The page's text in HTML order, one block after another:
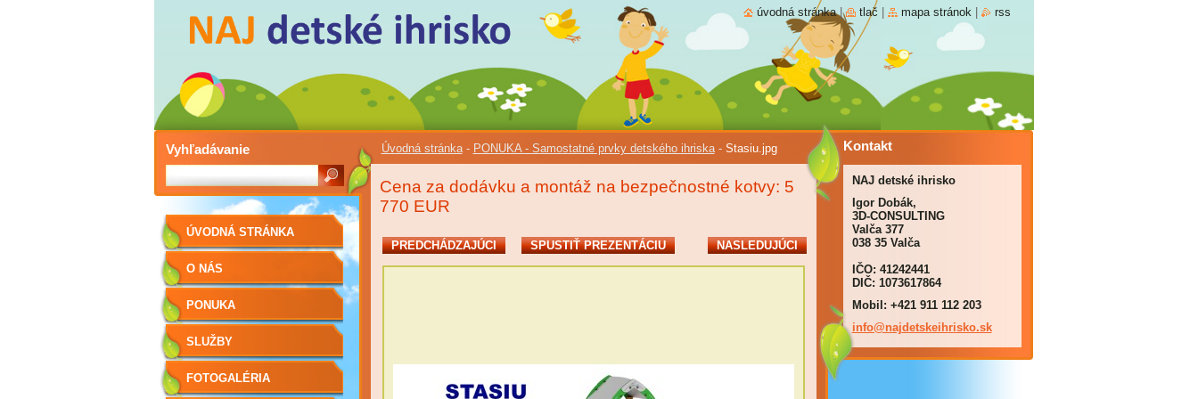
Úvodná stránka - PONUKA - Samostatné prvky detského ihriska - Stasiu.jpg
Cena za dodávku a montáž na bezpečnostné kotvy: 5
770 EUR
PREDCHÁDZAJÚCI SPUSTIŤ PREZENTÁCIU NASLEDUJÚCI
ÚVODNÁ STRÁNKA
O NÁS
PONUKA
SLUŽBY
FOTOGALÉRIA
Kontakt
NAJ detské ihrisko
Igor Dobák,
3D-CONSULTING
Valča 377
038 35 Valča
IČO: 41242441
DIČ: 1073617864
Mobil: +421 911 112 203
info@najdetskeihrisko.sk
Vyhľadávanie
úvodná stránka | tlač mapa stránok rss